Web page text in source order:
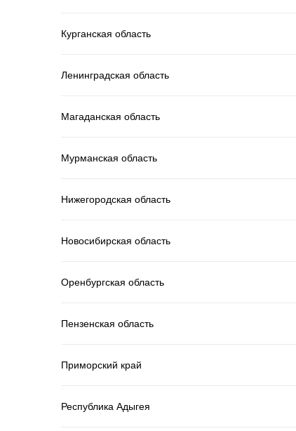
Курганская область
Ленинградская область
Магаданская область
Мурманская область
Нижегородская область
Новосибирская область
Оренбургская область
Пензенская область
Приморский край
Республика Адыгея